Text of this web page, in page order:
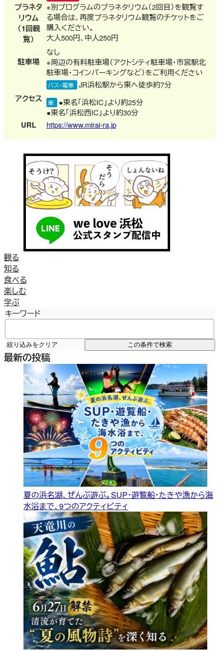
プラネタ
リウム
（1回観
覧）
※別プログラムのプラネタリウム（2回目）を観覧す
る場合は、再度プラネタリウム観覧のチケットをご
購入ください。
大人500円、中人250円
駐車場
なし
※周辺の有料駐車場（アクトシティ駐車場・市営駅北
駐車場・コインパーキングなど）をご利用ください
アクセス
バス・電車 JR浜松駅から東へ徒歩約7分
車
●東名「浜松IC」より約25分
●東名「浜松西IC」より約30分
URL https://www.mirai-ra.jp
観る
知る
食べる
楽しむ
学ぶ
キーワード
絞り込みをクリア この条件で検索
最新の投稿
夏の浜名湖、ぜんぶ遊ぶ。SUP・遊覧船・たきや漁から海
水浴まで、9つのアクティビティ